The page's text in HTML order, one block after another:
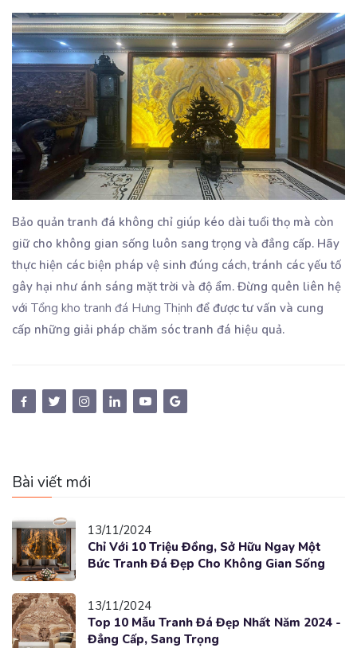
Bảo quản tranh đá không chỉ giúp kéo dài tuổi thọ mà còn
giữ cho không gian sống luôn sang trọng và đẳng cấp. Hãy
thực hiện các biện pháp vệ sinh đúng cách, tránh các yếu tố
gây hại như ánh sáng mặt trời và độ ẩm. Đừng quên liên hệ
với Tổng kho tranh đá Hưng Thịnh để được tư vấn và cung
cấp những giải pháp chăm sóc tranh đá hiệu quả.
Bài viết mới
13/11/2024
Chỉ Với 10 Triệu Đồng, Sở Hữu Ngay Một
Bức Tranh Đá Đẹp Cho Không Gian Sống
13/11/2024
Top 10 Mẫu Tranh Đá Đẹp Nhất Năm 2024 -
Đẳng Cấp, Sang Trọng